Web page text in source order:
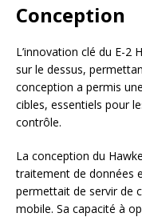
Conception
L’innovation clé du E-
sur le dessus,
conception a permis
cibles, essentiels pour
contrôle.
La conception du
traitement de données
permettait de servir de
mobile. Sa capacité à